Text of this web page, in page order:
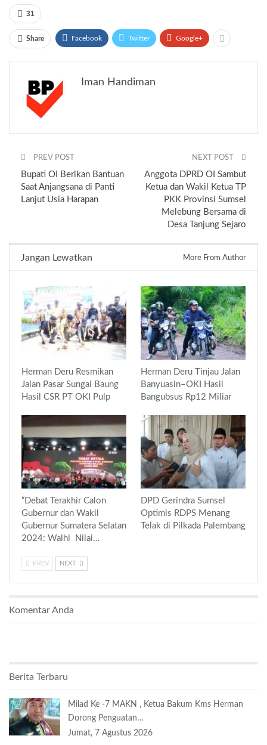
31
Share Facebook Twitter Google+
Iman Handiman
PREV POST
Bupati OI Berikan Bantuan
Saat Anjangsana di Panti
Lanjut Usia Harapan
NEXT POST
Anggota DPRD OI Sambut
Ketua dan Wakil Ketua TP
PKK Provinsi Sumsel
Melebung Bersama di
Desa Tanjung Sejaro
Jangan Lewatkan More From Author
Herman Deru Resmikan
Jalan Pasar Sungai Baung
Hasil CSR PT OKI Pulp
Herman Deru Tinjau Jalan
Banyuasin–OKI Hasil
Bangubsus Rp12 Miliar
“Debat Terakhir Calon
Gubernur dan Wakil
Gubernur Sumatera Selatan
2024: Walhi Nilai…
DPD Gerindra Sumsel
Optimis RDPS Menang
Telak di Pilkada Palembang
PREV NEXT
Komentar Anda
Berita Terbaru
Milad Ke -7 MAKN , Ketua Bakum Kms Herman
Dorong Penguatan…
Jumat, 7 Agustus 2026